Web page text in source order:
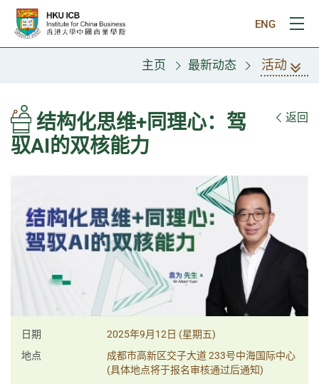
跳往主要内容
ENG
打
主页 最新动态 活动
结构化思维+同理心：驾
驭AI的双核能力
返回
日期
2025年9月12日 (星期五)
地点
成都市高新区交子大道 233号中海国际中心
(具体地点将于报名审核通过后通知)